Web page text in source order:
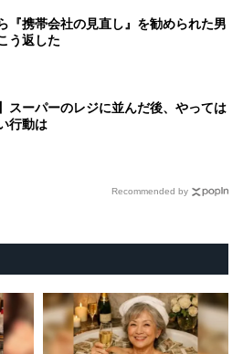
『携帯会社の見直し』を勧められた男
う返した
スーパーのレジに並んだ後、やっては
行動は
Recommended by